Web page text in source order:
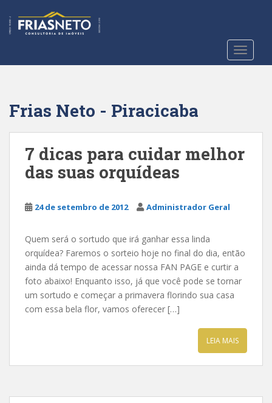
t
Frias Neto - Piracicaba
7 dicas para cuidar melhor
das suas orquídeas
24 de setembro de 2012 Administrador Geral
Quem será o sortudo que irá ganhar essa linda
orquídea? Faremos o sorteio hoje no final do dia, então
ainda dá tempo de acessar nossa FAN PAGE e curtir a
foto abaixo! Enquanto isso, já que você pode se tornar
um sortudo e começar a primavera florindo sua casa
com essa bela flor, vamos oferecer […]
LEIA MAIS